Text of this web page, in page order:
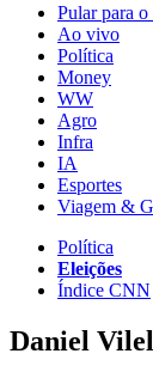
Pular para
Ao vivo
Política
Money
WW
Agro
Infra
IA
Esportes
Viagem &
Política
Eleições
Índice CNN
Daniel